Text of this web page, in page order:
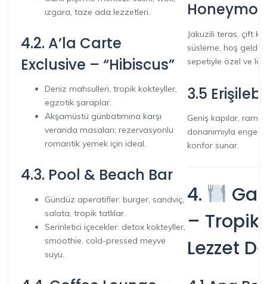
ızgara, taze ada lezzetleri.
4.2. A’la Carte
Exclusive – “Hibiscus”
Deniz mahsulleri, tropik kokteyller,
egzotik şaraplar.
Akşamüstü günbatımına karşı
veranda masaları; rezervasyonlu
romantik yemek için ideal.
4.3. Pool & Beach Bar
Gündüz aperatifler: burger, sandviç,
salata, tropik tatlılar.
Serinletici içecekler: detox kokteyller,
smoothie, cold-pressed meyve
suyu.
Jakuzili teras, çift
süsleme, hoş
sepetiyle özel ve
3.5
Geniş kapılar,
donanımıyla
konfor sunar.
4.
– Tropik
Lezzet